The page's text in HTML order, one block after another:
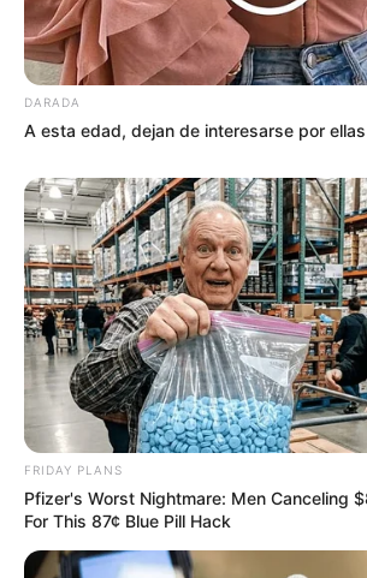
DARADA
A esta edad, dejan de interesarse por ellas
FRIDAY PLANS
Pfizer's Worst Nightmare: Men Canceling
For This 87¢ Blue Pill Hack